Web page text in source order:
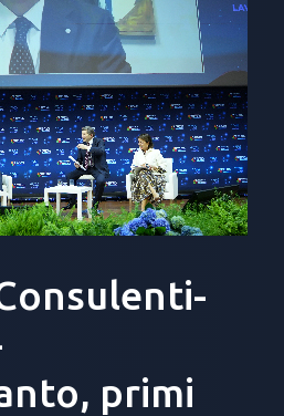
primi